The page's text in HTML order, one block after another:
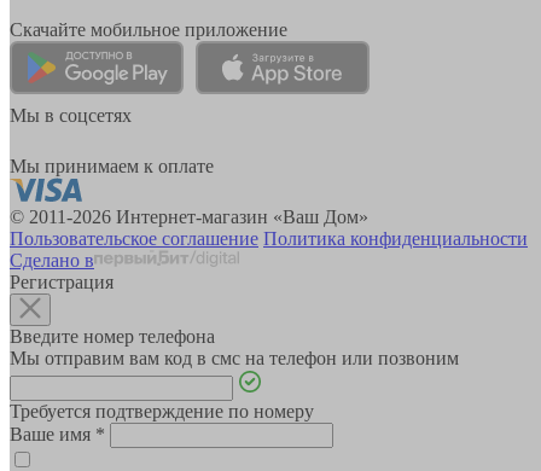
Скачайте мобильное приложение
Мы в соцсетях
Мы принимаем к оплате
© 2011-2026 Интернет-магазин «Ваш Дом»
Пользовательское соглашение Политика конфиденциальности
Сделано в
Регистрация
Введите номер телефона
Мы отправим вам код в смс на телефон или позвоним
Требуется подтверждение по номеру
Ваше имя *